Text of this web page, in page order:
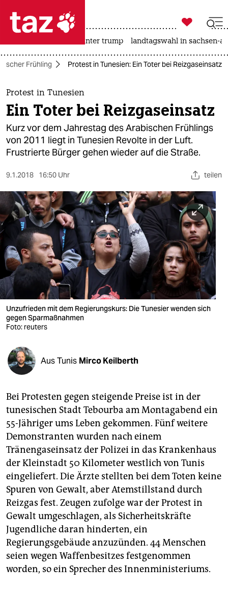
 taz zahl ich
taz zahl ich
themen
politik
öko
sport
berlin
nord
wahrheit
verlag
verlag
shop
fragen & hilfe
unterstützen
abo
genossenschaft
epaper login

taz zahl ich
usa unter trump landtagswahl in sachsen-
Frühling Protest in Tunesien: Ein Toter bei Reizgaseinsatz
Protest in Tunesien
Ein Toter bei Reizgaseinsatz
Kurz vor dem Jahrestag des Arabischen Frühlings
von 2011 liegt in Tunesien Revolte in der Luft.
Frustrierte Bürger gehen wieder auf die Straße.
9.1.2018 16:50 Uhr teilen
Unzufrieden mit dem Regierungskurs: Die Tunesier wenden sich
gegen Sparmaßnahmen
Foto: reuters
Aus Tunis Mirco Keilberth
Bei Protesten gegen steigende Preise ist in der
tunesischen Stadt Tebourba am Montagabend ein
55-Jähriger ums Leben gekommen. Fünf weitere
Demonstranten wurden nach einem
Tränengaseinsatz der Polizei in das Krankenhaus
der Kleinstadt 50 Kilometer westlich von Tunis
eingeliefert. Die Ärzte stellten bei dem Toten keine
Spuren von Gewalt, aber Atemstillstand durch
Reizgas fest. Zeugen zufolge war der Protest in
Gewalt umgeschlagen, als Sicherheitskräfte
Jugendliche daran hinderten, ein
Regierungsgebäude anzuzünden. 44 Menschen
seien wegen Waffenbesitzes festgenommen
worden, so ein Sprecher des Innenministeriums.